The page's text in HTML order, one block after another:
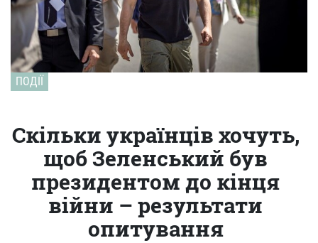
ПОДІЇ
Скільки українців хочуть,
щоб Зеленський був
президентом до кінця
війни – результати
опитування